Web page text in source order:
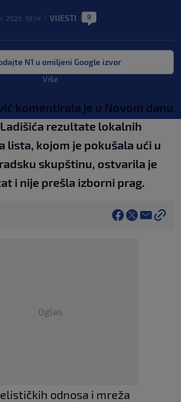
2025. 10:14 VIJESTI 9
N1 u omiljeni Google izvor
Više
komentirala je u Novom danu
rezultate lokalnih
lista, kojom je pokušala ući u
skupštinu, ostvarila je
i nije prešla izborni prag.
Oglas
odnosa i mreža